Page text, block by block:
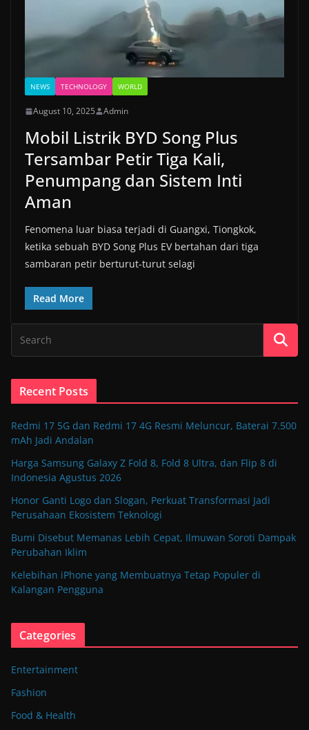
NEWS TECHNOLOGY WORLD
August 10, 2025 Admin
Mobil Listrik BYD Song Plus
Tersambar Petir Tiga Kali,
Penumpang dan Sistem Inti
Aman
Fenomena luar biasa terjadi di Guangxi, Tiongkok,
ketika sebuah BYD Song Plus EV bertahan dari tiga
sambaran petir berturut-turut selagi
Read More
Recent Posts
Redmi 17 5G dan Redmi 17 4G Resmi Meluncur, Baterai 7.500
mAh Jadi Andalan
Harga Samsung Galaxy Z Fold 8, Fold 8 Ultra, dan Flip 8 di
Indonesia Agustus 2026
Honor Ganti Logo dan Slogan, Perkuat Transformasi Jadi
Perusahaan Ekosistem Teknologi
Bumi Disebut Memanas Lebih Cepat, Ilmuwan Soroti Dampak
Perubahan Iklim
Kelebihan iPhone yang Membuatnya Tetap Populer di
Kalangan Pengguna
Categories
Entertainment
Fashion
Food & Health